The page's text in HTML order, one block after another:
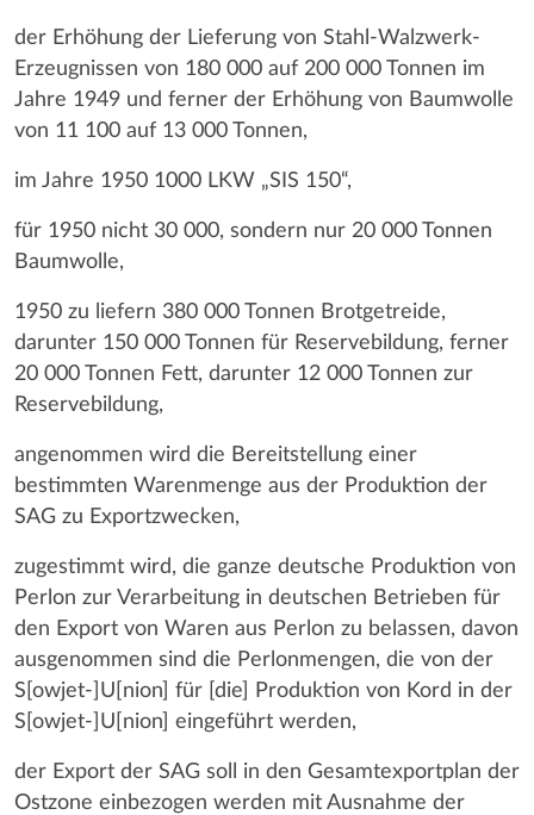
der Erhöhung der Lieferung von Stahl-Walzwerk-
Erzeugnissen von 180 000 auf 200 000 Tonnen im
Jahre 1949 und ferner der Erhöhung von Baumwolle
von 11 100 auf 13 000 Tonnen,
im Jahre 1950 1000 LKW „SIS 150“,
für 1950 nicht 30 000, sondern nur 20 000 Tonnen
Baumwolle,
1950 zu liefern 380 000 Tonnen Brotgetreide,
darunter 150 000 Tonnen für Reservebildung, ferner
20 000 Tonnen Fett, darunter 12 000 Tonnen zur
Reservebildung,
angenommen wird die Bereitstellung einer
bestimmten Warenmenge aus der Produktion der
SAG zu Exportzwecken,
zugestimmt wird, die ganze deutsche Produktion von
Perlon zur Verarbeitung in deutschen Betrieben für
den Export von Waren aus Perlon zu belassen, davon
ausgenommen sind die Perlonmengen, die von der
S[owjet-]U[nion] für [die] Produktion von Kord in der
S[owjet-]U[nion] eingeführt werden,
der Export der SAG soll in den Gesamtexportplan der
Ostzone einbezogen werden mit Ausnahme der